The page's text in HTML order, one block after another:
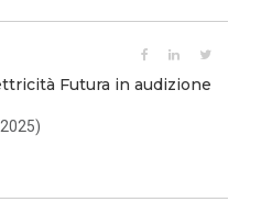
Futura in audizione